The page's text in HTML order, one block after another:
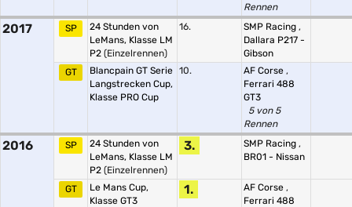
Rennen
2017 SP
24 Stunden von
LeMans, Klasse LM
P2 (Einzelrennen)
16. SMP Racing ,
Dallara P217 -
Gibson
GT
Blancpain GT Serie
Langstrecken Cup,
Klasse PRO Cup
10. AF Corse ,
Ferrari 488
GT3
5 von 5
Rennen
2016 SP
24 Stunden von
LeMans, Klasse LM
P2 (Einzelrennen)
3. SMP Racing ,
BR01 - Nissan
GT
Le Mans Cup,
Klasse GT3
1. AF Corse ,
Ferrari 488